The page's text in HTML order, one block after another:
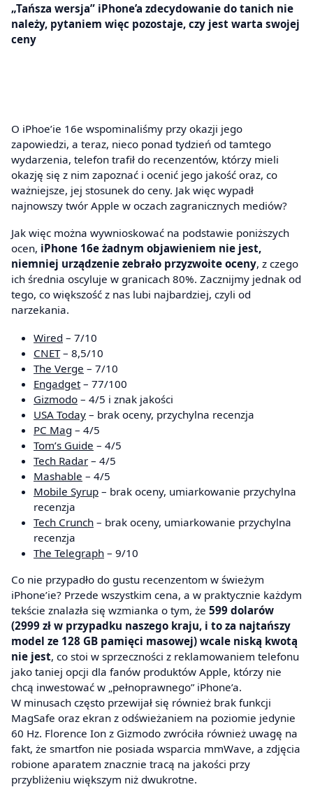
„Tańsza wersja” iPhone’a zdecydowanie do tanich nie
należy, pytaniem więc pozostaje, czy jest warta swojej
ceny
O iPhoe’ie 16e wspominaliśmy przy okazji jego
zapowiedzi, a teraz, nieco ponad tydzień od tamtego
wydarzenia, telefon trafił do recenzentów, którzy mieli
okazję się z nim zapoznać i ocenić jego jakość oraz, co
ważniejsze, jej stosunek do ceny. Jak więc wypadł
najnowszy twór Apple w oczach zagranicznych mediów?
Jak więc można wywnioskować na podstawie poniższych
ocen, iPhone 16e żadnym objawieniem nie jest,
niemniej urządzenie zebrało przyzwoite oceny, z czego
ich średnia oscyluje w granicach 80%. Zacznijmy jednak od
tego, co większość z nas lubi najbardziej, czyli od
narzekania.
Wired – 7/10
CNET– 8,5/10
The Verge – 7/10
Engadget – 77/100
Gizmodo – 4/5 i znak jakości
USA Today – brak oceny, przychylna recenzja
PC Mag – 4/5
Tom’s Guide – 4/5
Tech Radar – 4/5
Mashable – 4/5
Mobile Syrup – brak oceny, umiarkowanie przychylna
recenzja
Tech Crunch – brak oceny, umiarkowanie przychylna
recenzja
The Telegraph – 9/10
Co nie przypadło do gustu recenzentom w świeżym
iPhone’ie? Przede wszystkim cena, a w praktycznie każdym
tekście znalazła się wzmianka o tym, że 599 dolarów
(2999 zł w przypadku naszego kraju, i to za najtańszy
model ze 128 GB pamięci masowej) wcale niską kwotą
nie jest, co stoi w sprzeczności z reklamowaniem telefonu
jako taniej opcji dla fanów produktów Apple, którzy nie
chcą inwestować w „pełnoprawnego” iPhone’a.
W minusach często przewijał się również brak funkcji
MagSafe oraz ekran z odświeżaniem na poziomie jedynie
60 Hz. Florence Ion z Gizmodo zwróciła również uwagę na
fakt, że smartfon nie posiada wsparcia mmWave, a zdjęcia
robione aparatem znacznie tracą na jakości przy
przybliżeniu większym niż dwukrotne.